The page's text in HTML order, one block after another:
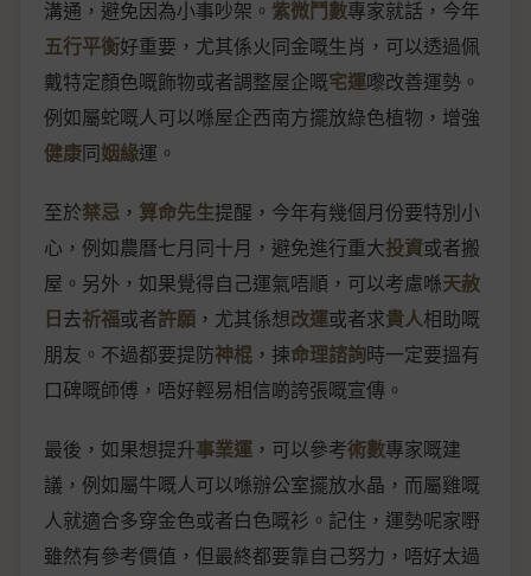
溝通，避免因為小事吵架。 紫微鬥數專家就話，今年
五行平衡好重要，尤其係火同金嘅生肖，可以透過佩
戴特定顏色嘅飾物或者調整屋企嘅宅運嚟改善運勢。
例如屬蛇嘅人可以喺屋企西南方擺放綠色植物，增強
健康同姻緣運。
至於禁忌 ， 算命先生提醒，今年有幾個月份要特別小
心，例如農曆七月同十月，避免進行重大投資或者搬
屋。另外，如果覺得自己運氣唔順，可以考慮喺天赦
日去祈福或者許願 ，尤其係想改運或者求貴人相助嘅
朋友。不過都要提防神棍 ，揀命理諮詢時一定要搵有
口碑嘅師傅，唔好輕易相信啲誇張嘅宣傳。
最後，如果想提升事業運 ，可以參考術數專家嘅建
議，例如屬牛嘅人可以喺辦公室擺放水晶，而屬雞嘅
人就適合多穿金色或者白色嘅衫。記住，運勢呢家嘢
雖然有參考價值，但最終都要靠自己努力，唔好太過